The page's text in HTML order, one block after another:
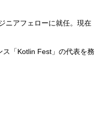
ニアフェローに就任。現在
「Kotlin Fest」の代表を務